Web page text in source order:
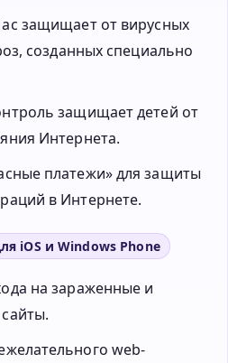
защищает от вирусных
созданных специально
защищает детей от
Интернета.
платежи» для защиты
в Интернете.
iOS и Windows Phone
на зараженные и
web-